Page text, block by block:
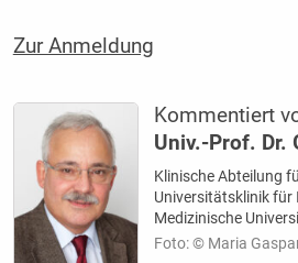
Zur Anmeldung
Kommentiert
Univ.-Prof. Dr.
Klinische Abteilung
Universitätsklinik für
Medizinische
Foto: © Maria